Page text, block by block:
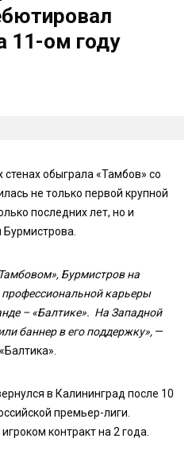
11-ом году
обыграла «Тамбов» со
не только первой крупной
последних лет, но и
Бурмистров на
карьеры
– «Балтике». На Западной
баннер в его поддержку», —
в Калининград после 10
премьер-лиги.
контракт на 2 года.